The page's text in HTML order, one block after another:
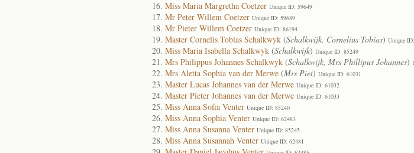
Miss Maria Margretha Coetzer Unique ID: 59649
Mr Peter Willem Coetzer Unique ID: 59689
Mr Pieter Willem Coetzer Unique ID: 86194
Master Cornelis Tobias Schalkwyk (Schalkwijk, Cornelius Tobias) Unique
Miss Maria Isabella Schalkwyk (Schalkwijk) Unique ID: 85249
Mrs Philippus Johannes Schalkwyk (Schalkwijk, Mrs Phillipus Johannes)
Mrs Aletta Sophia van der Merwe (Mrs Piet) Unique ID: 61031
Master Lucas Johannes van der Merwe Unique ID: 61032
Master Pieter Johannes van der Merwe Unique ID: 61033
Miss Anna Sofia Venter Unique ID: 85240
Miss Anna Sophia Venter Unique ID: 62483
Miss Anna Susanna Venter Unique ID: 85245
Miss Anna Susannah Venter Unique ID: 62481